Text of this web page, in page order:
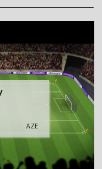
AZE